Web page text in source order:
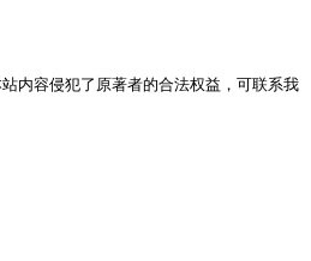
内容侵犯了原著者的合法权益，可联系我